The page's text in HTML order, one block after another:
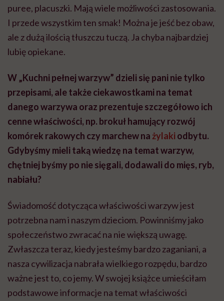
puree, placuszki. Mają wiele możliwości zastosowania.
I przede wszystkim ten smak! Można je jeść bez obaw,
ale z dużą ilością tłuszczu tuczą. Ja chyba najbardziej
lubię opiekane.
W „Kuchni pełnej warzyw” dzieli się pani nie tylko
przepisami, ale także ciekawostkami na temat
danego warzywa oraz prezentuje szczegółowo ich
cenne właściwości, np. brokuł hamujący rozwój
komórek rakowych czy marchew na żylaki odbytu.
Gdybyśmy mieli taką wiedzę na temat warzyw,
chętniej byśmy po nie sięgali, dodawali do mięs, ryb,
nabiału?
Świadomość dotycząca właściwości warzyw jest
potrzebna nam i naszym dzieciom. Powinniśmy jako
społeczeństwo zwracać na nie większą uwagę.
Zwłaszcza teraz, kiedy jesteśmy bardzo zaganiani, a
nasza cywilizacja nabrała wielkiego rozpędu, bardzo
ważne jest to, co jemy. W swojej książce umieściłam
podstawowe informacje na temat właściwości